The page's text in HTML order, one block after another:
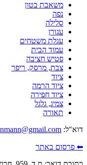
משאבת בטון
נפה
סלילה
עגורן
עגלת משטחים
עמוד הבית
פטיש חציבה
צבת, מרסק, ריפר
ציוד
ציוד הרמה
ציוד חפירה
צמיג, גלגל
תאורה
דוא"ל:
⬅ פרסום באתר